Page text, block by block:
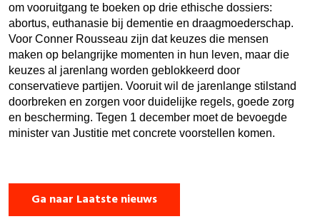
om vooruitgang te boeken op drie ethische dossiers:
abortus, euthanasie bij dementie en draagmoederschap.
Voor Conner Rousseau zijn dat keuzes die mensen
maken op belangrijke momenten in hun leven, maar die
keuzes al jarenlang worden geblokkeerd door
conservatieve partijen. Vooruit wil de jarenlange stilstand
doorbreken en zorgen voor duidelijke regels, goede zorg
en bescherming. Tegen 1 december moet de bevoegde
minister van Justitie met concrete voorstellen komen.
Ga naar Laatste nieuws